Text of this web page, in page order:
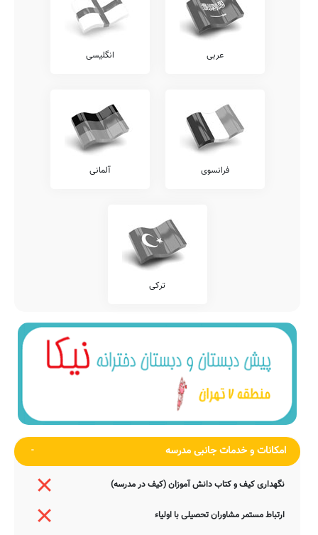
عربی انگلیسی
فرانسوی آلمانی
ترکی
امکانات و خدمات جانبی مدرسه
نگهداری کیف و کتاب دانش آموزان (کیف در مدرسه)
ارتباط مستمر مشاوران تحصیلی با اولیاء